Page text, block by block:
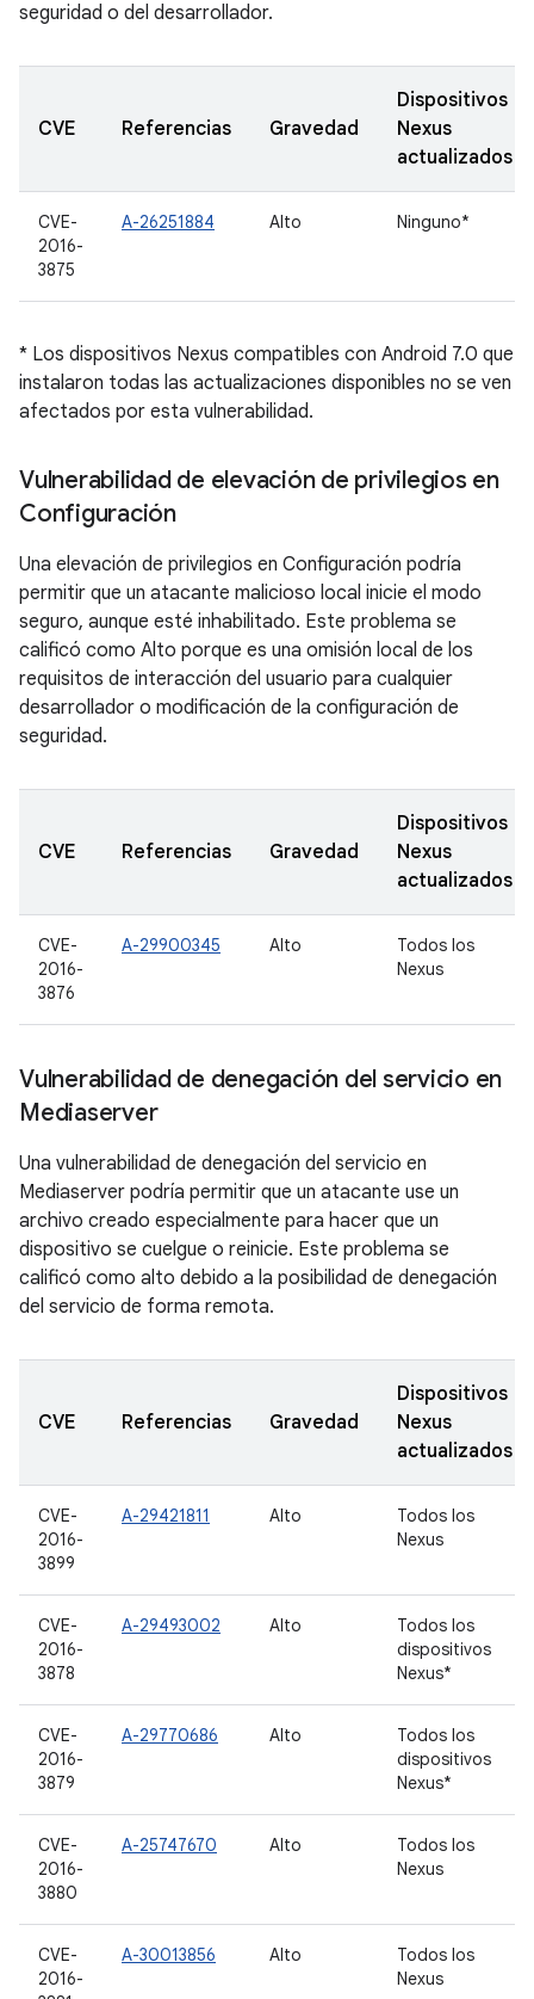
seguridad o del desarrollador.
CVE Referencias Gravedad
Dispositivos
Nexus
actualizados
CVE-
2016-
3875
A-26251884 Alto Ninguno*
* Los dispositivos Nexus compatibles con Android 7.0 que
instalaron todas las actualizaciones disponibles no se ven
afectados por esta vulnerabilidad.
Vulnerabilidad de elevación de privilegios en
Configuración
Una elevación de privilegios en Configuración podría
permitir que un atacante malicioso local inicie el modo
seguro, aunque esté inhabilitado. Este problema se
calificó como Alto porque es una omisión local de los
requisitos de interacción del usuario para cualquier
desarrollador o modificación de la configuración de
seguridad.
CVE Referencias Gravedad
Dispositivos
Nexus
actualizados
CVE-
2016-
3876
A-29900345 Alto
Todos los
Nexus
Vulnerabilidad de denegación del servicio en
Mediaserver
Una vulnerabilidad de denegación del servicio en
Mediaserver podría permitir que un atacante use un
archivo creado especialmente para hacer que un
dispositivo se cuelgue o reinicie. Este problema se
calificó como alto debido a la posibilidad de denegación
del servicio de forma remota.
CVE Referencias Gravedad
Dispositivos
Nexus
actualizados
CVE-
2016-
3899
A-29421811 Alto
Todos los
Nexus
CVE-
2016-
3878
A-29493002 Alto
Todos los
dispositivos
Nexus*
CVE-
2016-
3879
A-29770686 Alto
Todos los
dispositivos
Nexus*
CVE-
2016-
3880
A-25747670 Alto
Todos los
Nexus
CVE-
2016-
A-30013856 Alto
Todos los
Nexus